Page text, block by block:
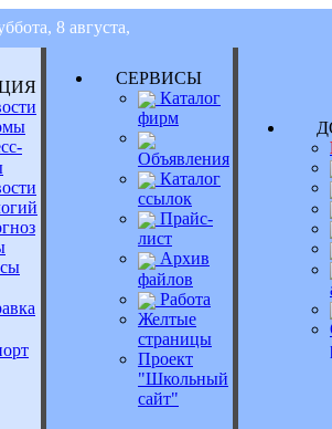
8 августа,
СЕРВИСЫ
Каталог
фирм
Объявления
Каталог
ссылок
Прайс-
лист
Архив
файлов
Работа
Желтые
страницы
Проект
"Школьный
сайт"